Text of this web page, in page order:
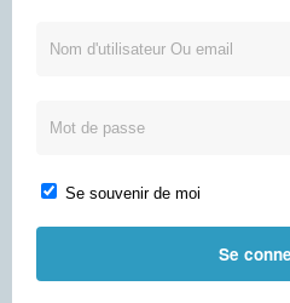
Se souvenir de moi